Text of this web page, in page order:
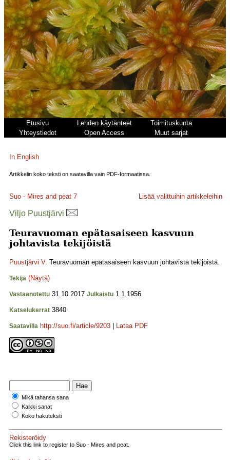
Etusivu Lehden käytänteet
Toimituskunta
Yhteystiedot
Open Access Muut sarjat
In English
Artikkelin koko teksti on saatavilla vain PDF-formaatissa.
Suo - Mires and peat 7 Lisää valittuihin artikkeleihin
Viljo Puustjärvi
Teuravuoman epätasaiseen kasvuun
johtavista tekijöistä
Puustjärvi V. Teuravuoman epätasaiseen kasvuun johtavista tekijöistä.
Tekijä (Näytä)
Vastaanotettu 31.10.2017 Julkaistu 1.1.1956
Katselukerrat 3840
Saatavilla http://suo.fi/article/9203 Lataa PDF
Mikä tahansa sana
Kaikki sanat
Koko hakuteksti
Rekisteröidy
Click this link to register to Suo - Mires and peat.